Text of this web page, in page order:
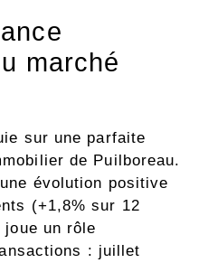
marché
sur une parfaite
de Puilboreau.
évolution positive
(+1,8% sur 12
un rôle
: juillet